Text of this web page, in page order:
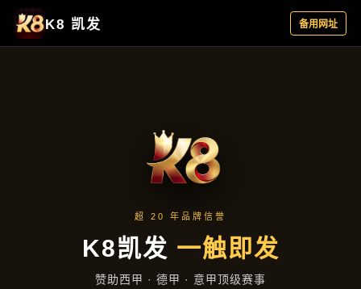
产品汇总
首页 产品汇总